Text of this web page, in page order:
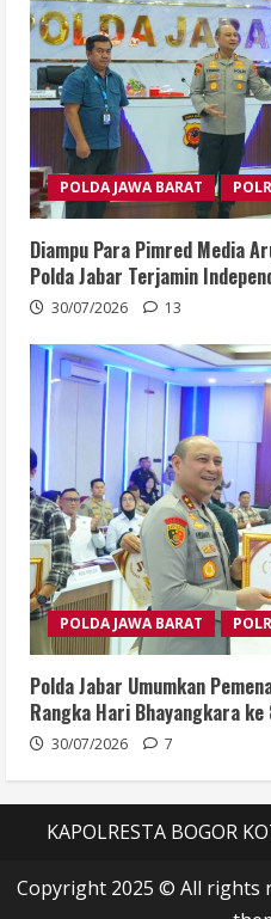
POLDA JAWA BARAT
Diampu Para Pimred Media
Polda Jabar Terjamin
30/07/2026 13
POLDA JAWA BARAT
Polda Jabar Umumkan
Rangka Hari Bhayangkara ke
30/07/2026 7
KAPOLRESTA BOGOR
Copyright 2025 © All rights